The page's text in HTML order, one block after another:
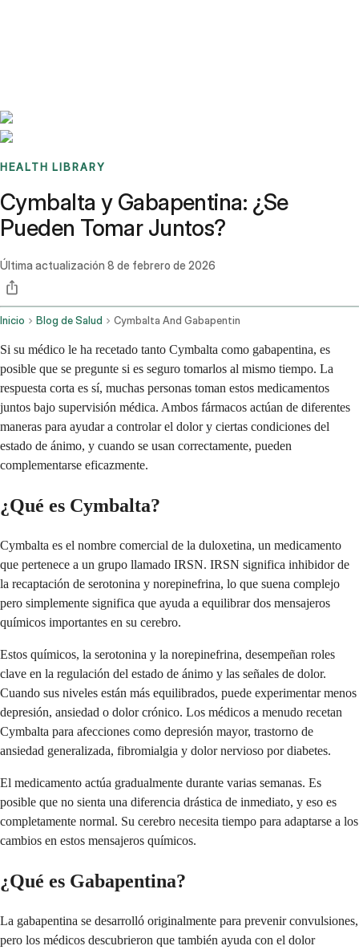
HEALTH LIBRARY
Cymbalta y Gabapentina: ¿Se
Pueden Tomar Juntos?
Última actualización 8 de febrero de 2026
Inicio Blog de Salud Cymbalta And Gabapentin
Si su médico le ha recetado tanto Cymbalta como gabapentina, es
posible que se pregunte si es seguro tomarlos al mismo tiempo. La
respuesta corta es sí, muchas personas toman estos medicamentos
juntos bajo supervisión médica. Ambos fármacos actúan de diferentes
maneras para ayudar a controlar el dolor y ciertas condiciones del
estado de ánimo, y cuando se usan correctamente, pueden
complementarse eficazmente.
¿Qué es Cymbalta?
Cymbalta es el nombre comercial de la duloxetina, un medicamento
que pertenece a un grupo llamado IRSN. IRSN significa inhibidor de
la recaptación de serotonina y norepinefrina, lo que suena complejo
pero simplemente significa que ayuda a equilibrar dos mensajeros
químicos importantes en su cerebro.
Estos químicos, la serotonina y la norepinefrina, desempeñan roles
clave en la regulación del estado de ánimo y las señales de dolor.
Cuando sus niveles están más equilibrados, puede experimentar menos
depresión, ansiedad o dolor crónico. Los médicos a menudo recetan
Cymbalta para afecciones como depresión mayor, trastorno de
ansiedad generalizada, fibromialgia y dolor nervioso por diabetes.
El medicamento actúa gradualmente durante varias semanas. Es
posible que no sienta una diferencia drástica de inmediato, y eso es
completamente normal. Su cerebro necesita tiempo para adaptarse a los
cambios en estos mensajeros químicos.
¿Qué es Gabapentina?
La gabapentina se desarrolló originalmente para prevenir convulsiones,
pero los médicos descubrieron que también ayuda con el dolor